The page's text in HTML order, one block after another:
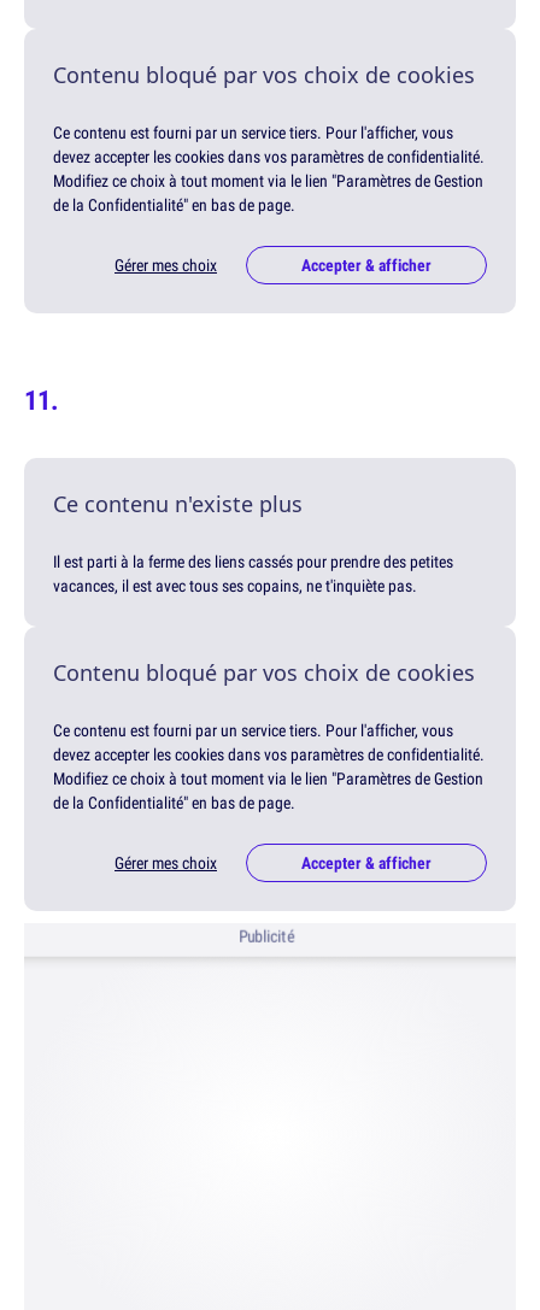
Contenu bloqué par vos choix de cookies
Ce contenu est fourni par un service tiers. Pour l'afficher, vous
devez accepter les cookies dans vos paramètres de confidentialité.
Modifiez ce choix à tout moment via le lien "Paramètres de Gestion
de la Confidentialité" en bas de page.
Gérer mes choix Accepter & afficher
Ce contenu n'existe plus
Il est parti à la ferme des liens cassés pour prendre des petites
vacances, il est avec tous ses copains, ne t'inquiète pas.
Contenu bloqué par vos choix de cookies
Ce contenu est fourni par un service tiers. Pour l'afficher, vous
devez accepter les cookies dans vos paramètres de confidentialité.
Modifiez ce choix à tout moment via le lien "Paramètres de Gestion
de la Confidentialité" en bas de page.
Gérer mes choix Accepter & afficher
Publicité